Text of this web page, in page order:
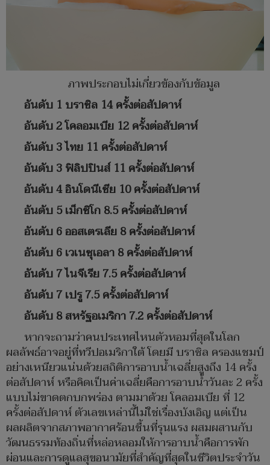
ภาพประกอบไม่เกี่ยวข้องกับข้อมูล
อันดับ 1 บราซิล 14 ครั้งต่อสัปดาห์
อันดับ 2 โคลอมเบีย 12 ครั้งต่อสัปดาห์
อันดับ 3 ไทย 11 ครั้งต่อสัปดาห์
อันดับ 3 ฟิลิปปินส์ 11 ครั้งต่อสัปดาห์
อันดับ 4 อินโดนีเซีย 10 ครั้งต่อสัปดาห์
อันดับ 5 เม็กซิโก 8.5 ครั้งต่อสัปดาห์
อันดับ 6 ออสเตรเลีย 8 ครั้งต่อสัปดาห์
อันดับ 6 เวเนซุเอลา 8 ครั้งต่อสัปดาห์
อันดับ 7 ไนจีเรีย 7.5 ครั้งต่อสัปดาห์
อันดับ 7 เปรู 7.5 ครั้งต่อสัปดาห์
อันดับ 8 สหรัฐอเมริกา 7.2 ครั้งต่อสัปดาห์
หากจะถามว่าคนประเทศไหนตัวหอมที่สุดในโลก
ผลลัพธ์อาจอยู่ที่ทวีปอเมริกาใต้ โดยมี บราซิล ครองแชมป์
อย่างเหนียวแน่นด้วยสถิติการอาบน้ำเฉลี่ยสูงถึง 14 ครั้ง
ต่อสัปดาห์ หรือคิดเป็นค่าเฉลี่ยคือการอาบน้ำวันละ 2 ครั้ง
แบบไม่ขาดตกบกพร่อง ตามมาด้วย โคลอมเบีย ที่ 12
ครั้งต่อสัปดาห์ ตัวเลขเหล่านี้ไม่ใช่เรื่องบังเอิญ แต่เป็น
ผลผลิตจากสภาพอากาศร้อนชื้นที่รุนแรง ผสมผสานกับ
วัฒนธรรมท้องถิ่นที่หล่อหลอมให้การอาบน้ำคือการพัก
ผ่อนและการดูแลสุขอนามัยที่สำคัญที่สุดในชีวิตประจำวัน